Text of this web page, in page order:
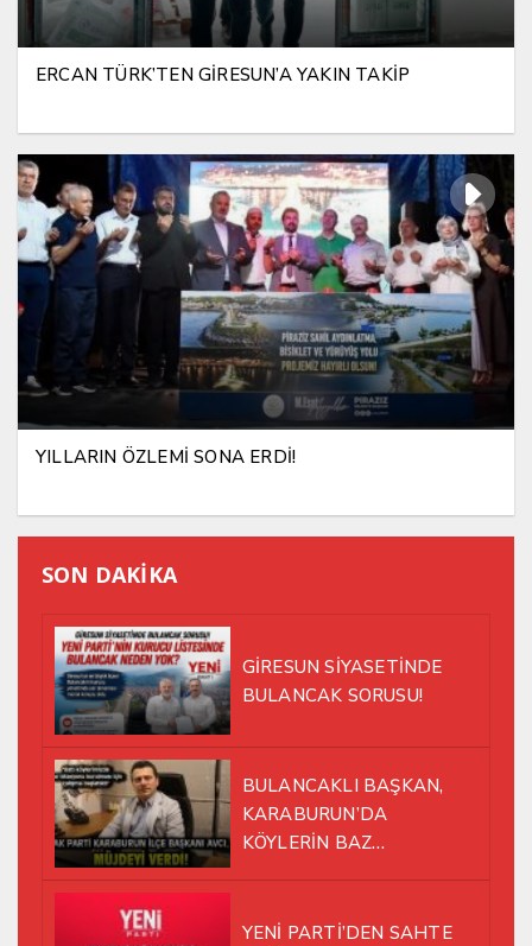
ERCAN TÜRK’TEN GİRESUN’A YAKIN TAKİP
YILLARIN ÖZLEMİ SONA ERDİ!
SON DAKİKA
GİRESUN SİYASETİNDE
BULANCAK SORUSU!
BULANCAKLI BAŞKAN,
KARABURUN’DA
KÖYLERİN BAZ
YENİ PARTİ’DEN SAHTE